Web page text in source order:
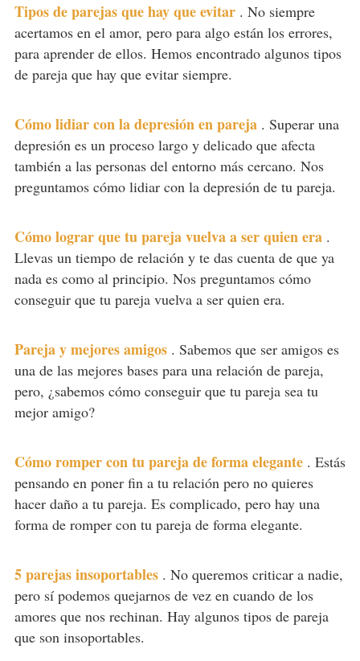
Tipos de parejas que hay que evitar . No siempre
acertamos en el amor, pero para algo están los errores,
para aprender de ellos. Hemos encontrado algunos tipos
de pareja que hay que evitar siempre.
Cómo lidiar con la depresión en pareja . Superar una
depresión es un proceso largo y delicado que afecta
también a las personas del entorno más cercano. Nos
preguntamos cómo lidiar con la depresión de tu pareja.
Cómo lograr que tu pareja vuelva a ser quien era .
Llevas un tiempo de relación y te das cuenta de que ya
nada es como al principio. Nos preguntamos cómo
conseguir que tu pareja vuelva a ser quien era.
Pareja y mejores amigos . Sabemos que ser amigos es
una de las mejores bases para una relación de pareja,
pero, ¿sabemos cómo conseguir que tu pareja sea tu
mejor amigo?
Cómo romper con tu pareja de forma elegante . Estás
pensando en poner fin a tu relación pero no quieres
hacer daño a tu pareja. Es complicado, pero hay una
forma de romper con tu pareja de forma elegante.
5 parejas insoportables . No queremos criticar a nadie,
pero sí podemos quejarnos de vez en cuando de los
amores que nos rechinan. Hay algunos tipos de pareja
que son insoportables.